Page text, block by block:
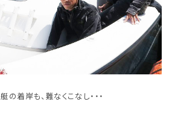
着岸も、難なくこなし・・・